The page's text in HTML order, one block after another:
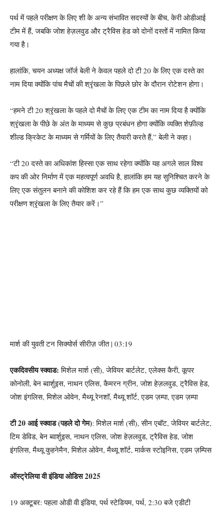
पर्थ में पहले परीक्षण के लिए शी के अन्य संभावित सदस्यों के बीच, केरी ओडीआई
टीम में हैं, जबकि जोश हेज़लवुड और ट्रैविस हेड को दोनों दस्तों में नामित किया
गया है।
हालांकि, चयन अध्यक्ष जॉर्ज बेली ने केवल पहले दो टी 20 के लिए एक दस्ते का
नाम दिया क्योंकि पांच मैचों की श्रृंखला के पिछले छोर के दौरान रोटेशन होगा।
“हमने टी 20 श्रृंखला के पहले दो मैचों के लिए एक टीम का नाम दिया है क्योंकि
श्रृंखला के पीछे के अंत के माध्यम से कुछ प्रबंधन होगा क्योंकि व्यक्ति शेफ़ील्ड
शील्ड क्रिकेट के माध्यम से गर्मियों के लिए तैयारी करते हैं,” बेली ने कहा।
“टी 20 दस्ते का अधिकांश हिस्सा एक साथ रहेगा क्योंकि यह अगले साल विश्व
कप की ओर निर्माण में एक महत्वपूर्ण अवधि है, हालांकि हम यह सुनिश्चित करने के
लिए एक संतुलन बनाने की कोशिश कर रहे हैं कि हम एक साथ कुछ व्यक्तियों को
परीक्षण श्रृंखला के लिए तैयार करें।”
मार्श की युवती टन सिक्योर्स सीरीज़ जीत | 03:19
एकदिवसीय स्क्वाड: मिशेल मार्श (सी), जेवियर बार्टलेट, एलेक्स कैरी, कूपर
कोनोली, बेन ब्वार्शुइस, नाथन एलिस, कैमरन ग्रीन, जोश हेज़लवुड, ट्रैविस हेड,
जोश इंगलिस, मिशेल ओवेन, मैथ्यू रेनशॉ, मैथ्यू शॉर्ट, एडम ज़म्पा, एडम ज़म्पा
टी 20 आई स्क्वाड (पहले दो गेम): मिशेल मार्श (सी), सीन एबॉट, जेवियर बार्टलेट,
टिम डेविड, बेन ब्वार्शुइस, नाथन एलिस, जोश हेज़लवुड, ट्रैविस हेड, जोश
इंगलिस, मैथ्यू कुहनेमैन, मिशेल ओवेन, मैथ्यू शॉर्ट, मार्कस स्टोइनिस, एडम ज़म्पिस
ऑस्ट्रेलिया वी इंडिया ओडिस 2025
19 अक्टूबर: पहला ओडी वी इंडिया, पर्थ स्टेडियम, पर्थ, 2:30 बजे एडीटी